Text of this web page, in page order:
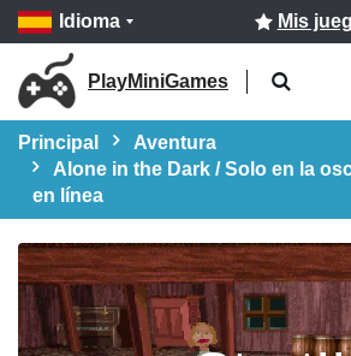
Idioma Mis
PlayMiniGames
Principal
Aventura
Alone in the Dark / Solo en la
en línea